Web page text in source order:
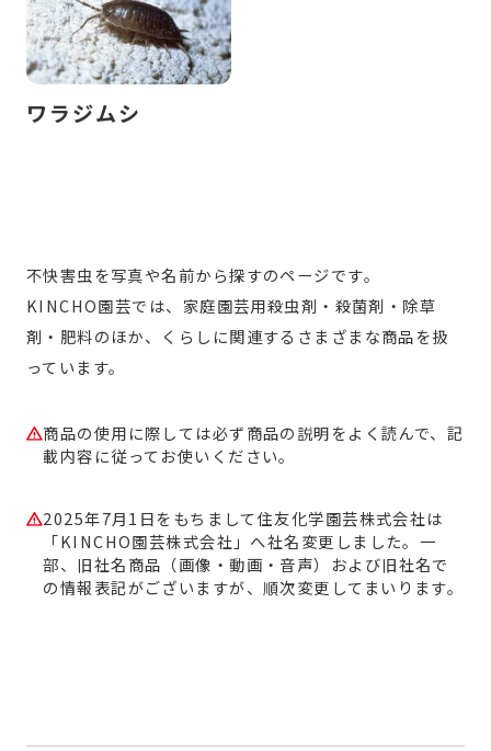
ワラジムシ
不快害虫を写真や名前から探すのページです。
KINCHO園芸では、家庭園芸用殺虫剤・殺菌剤・除草
剤・肥料のほか、くらしに関連するさまざまな商品を扱
っています。
商品の使用に際しては必ず商品の説明をよく読んで、記
載内容に従ってお使いください。
2025年7月1日をもちまして住友化学園芸株式会社は
「KINCHO園芸株式会社」へ社名変更しました。一
部、旧社名商品（画像・動画・音声）および旧社名で
の情報表記がございますが、順次変更してまいります。